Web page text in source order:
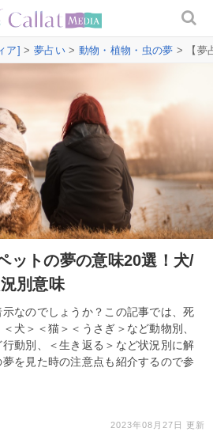
ア] > 夢占い> 動物・植物・虫の夢 > 【夢
ットの夢の意味20選！犬/
別意味
なのでしょうか？この記事では、死
犬＞＜猫＞＜うさぎ＞など動物別、
動別、＜生き返る＞など状況別に解
を見た時の注意点も紹介するので参
2023年08月27日 更新